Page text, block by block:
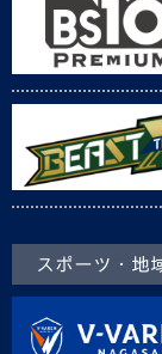
スポーツ・地